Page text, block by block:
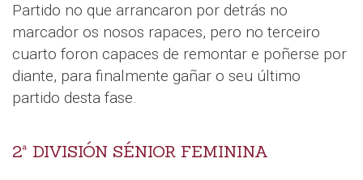
Partido no que arrancaron por detrás no
marcador os nosos rapaces, pero no terceiro
cuarto foron capaces de remontar e poñerse por
diante, para finalmente gañar o seu último
partido desta fase.
2ª DIVISIÓN SÉNIOR FEMININA